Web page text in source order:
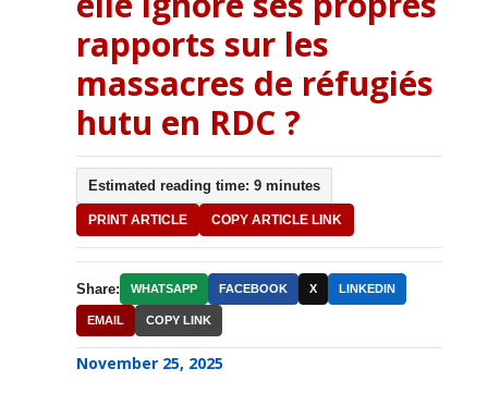
rapports sur les
massacres de réfugiés
hutu en RDC ?
Estimated reading time: 9 minutes
PRINT ARTICLE COPY ARTICLE LINK
Share: WHATSAPP FACEBOOK X LINKEDIN
EMAIL COPY LINK
November 25, 2025